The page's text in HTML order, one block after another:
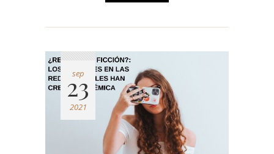
sep
23
2021